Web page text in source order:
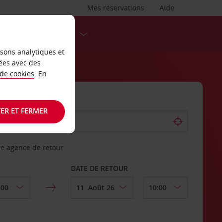
Aide
Mes réservations
agence de retour
DATE DE RETOUR
analytiques et
avec des
cookies. En
ET FERMER